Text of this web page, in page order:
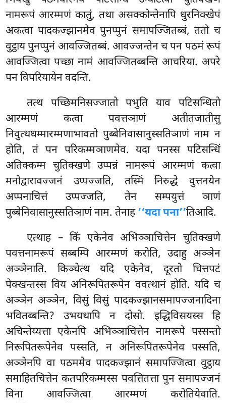
नामरूपं आरम्मणं कातुं, तथा असक्कोन्तेनापि धुरनिक्खेपं
अकत्वा पादकज्झानमेव पुनप्पुनं समापज्जितब्बं, ततो च
वुट्ठाय पुनप्पुनं आवज्जितब्बं. आवज्जन्तेन च पन पठमं रूपं
आवज्जित्वा पच्छा नामं आवज्जितब्बन्ति आचरिया. अपरे
पन विपरियायेन वदन्ति.
तत्थ पच्छिमनिसज्जातो पभुति याव पटिसन्धितो
आरम्मणं कत्वा पवत्तञाणं अतीतजातीसु
निवुत्थधम्मारम्मणाभावतो पुब्बेनिवासानुस्सतिञाणं नाम न
होति, तं पन परिकम्मञाणमेव. यदा पनस्स पटिसन्धिं
अतिक्कम्म चुतिक्खणे उप्पन्नं नामरूपं आरम्मणं कत्वा
मनोद्वारावज्जनं उप्पज्जति, तस्मिं निरुद्धे वुत्तनयेन
अप्पनाचित्तंउप्पज्जति, तेन सम्पयुत्तं ञाणं
पुब्बेनिवासानुस्सतिञाणं नाम. तेनाह‘‘यदा पना’’तिआदि.
एत्थाह – किं एकेनेव अभिञ्ञाचित्तेन चुतिक्खणे
पवत्तनामरूपं सब्बम्पि आरम्मणं करोति, उदाहु अञ्ञेन
अञ्ञेनाति. किञ्चेत्थ यदि एकेनेव, दूरतो चित्तपटं
पेक्खन्तस्स विय अनिरूपितरूपेन ववत्थानं होति. यदि च
अञ्ञेन अञ्ञेन, विसुं विसुं पादकज्झानसमापज्जनादिना
भवितब्बन्ति? उभयथापि न दोसो. इद्धिविसयस्स हि
अचिन्तेय्यत्ता एकेनपि अभिञ्ञाचित्तेन नामरूपे पस्सन्तो
निरूपितरूपेनेव पस्सति, न अनिरूपितरूपेनेव पस्सति,
अञ्ञेनपि वा पठममेव पादकज्झानं समापज्जित्वा वुट्ठाय
समाहितचित्तेनकतपरिकम्मस्स पवत्तितत्ता पुन समापज्जनं
विना आवज्जित्वा आरम्मणं करोतियेवाति.